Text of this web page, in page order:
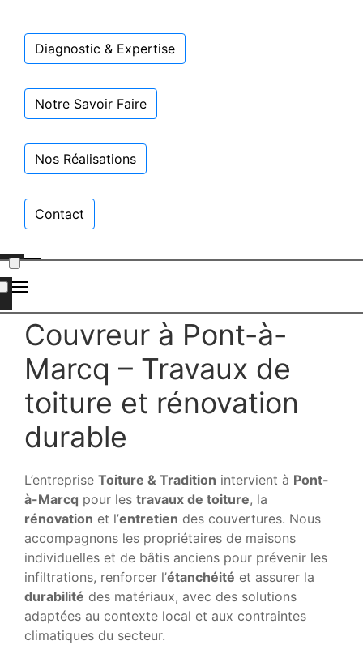
Diagnostic & Expertise
Notre Savoir Faire
Nos Réalisations
Contact
Couvreur à Pont-à-
Marcq – Travaux de
toiture et rénovation
durable
L’entreprise Toiture & Tradition intervient à Pont-
à-Marcq pour les travaux de toiture, la
rénovation et l’entretien des couvertures. Nous
accompagnons les propriétaires de maisons
individuelles et de bâtis anciens pour prévenir les
infiltrations, renforcer l’étanchéité et assurer la
durabilité des matériaux, avec des solutions
adaptées au contexte local et aux contraintes
climatiques du secteur.